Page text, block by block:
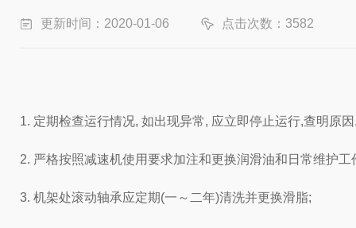
更新时间：2020-01-06 点击次数：3582
1. 定期检查运行情况, 如出现异常, 应立即停止运行,查明原
2. 严格按照减速机使用要求加注和更换润滑油和日常维护
3. 机架处滚动轴承应定期(一～二年)清洗并更换滑脂;